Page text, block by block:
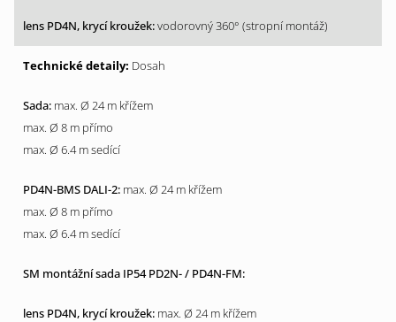
vodorovný 360° (stropní montáž)
Dosah
max. Ø 24 m křížem
max. Ø 8 m přímo
max. Ø 6.4 m sedící
max. Ø 24 m křížem
max. Ø 8 m přímo
max. Ø 6.4 m sedící
max. Ø 24 m křížem